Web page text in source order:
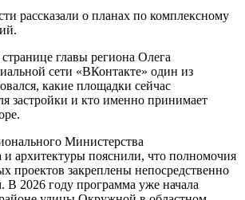
рассказали о планах по комплексному
главы региона Олега
сети «ВКонтакте» один из
какие площадки сейчас
застройки и кто именно принимает
Министерства
и архитектуры пояснили, что полномочия
проектов закреплены непосредственно
В 2026 году программа уже начала